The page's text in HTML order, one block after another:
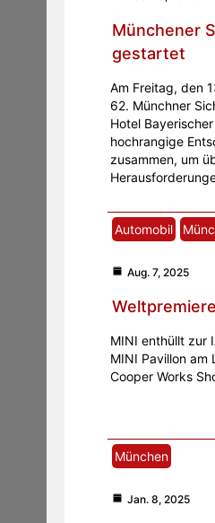
Münchener
gestartet
Am Freitag, den
62. Münchner
Hotel
hochrangige
zusammen, um
Automobil
Aug. 7, 2025
MINI enthüllt zur
MINI Pavillon
Cooper Works
München
Jan. 8, 2025